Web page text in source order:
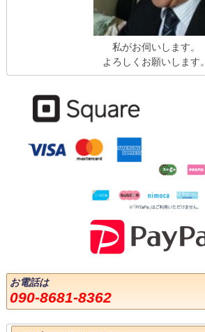
私がお伺いします。
よろしくお願いします。
お電話は
090-8681-8362